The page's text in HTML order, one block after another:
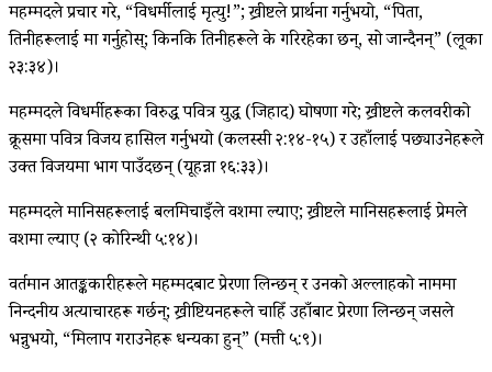
महम्मदले प्रचार गरे, “विधर्मीलाई मृत्यु!”; ख्रीष्टले प्रार्थना गर्नुभयो, “पिता,
तिनीहरूलाई क्षमा गर्नुहोस्; किनकि तिनीहरूले के गरिरहेका छन्, सो जान्दैनन्” (लूका
२३:३४)।
महम्मदले विधर्मीहरूका विरुद्ध पवित्र युद्ध (जिहाद) घोषणा गरे; ख्रीष्टले कलवरीको
क्रूसमा पवित्र विजय हासिल गर्नुभयो (कलस्सी २:१४-१५) र उहाँलाई पछ्याउनेहरूले
उक्त विजयमा भाग पाउँदछन् (यूहन्ना १६:३३)।
महम्मदले मानिसहरूलाई बलमिचाइँले वशमा ल्याए; ख्रीष्टले मानिसहरूलाई प्रेमले
वशमा ल्याए (२ कोरिन्थी ५:१४)।
वर्तमान आतङ्ककारीहरूले महम्मदबाट प्रेरणा लिन्छन् र उनको अल्लाहको नाममा
निन्दनीय अत्याचारहरू गर्छन्; ख्रीष्टियनहरूले चाहिँ उहाँबाट प्रेरणा लिन्छन् जसले
भन्नुभयो, “मिलाप गराउनेहरू धन्यका हुन्” (मत्ती ५:९)।